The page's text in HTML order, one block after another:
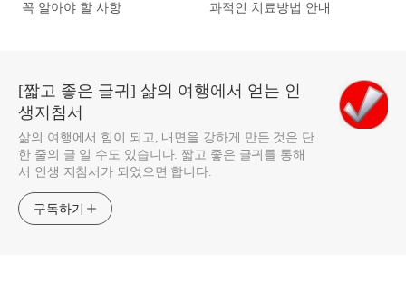
꼭 알아야 할 사항
과적인 치료방법 안내
[짧고 좋은 글귀] 삶의 여행에서 얻는 인
생지침서
삶의 여행에서 힘이 되고, 내면을 강하게 만든 것은 단
한 줄의 글 일 수도 있습니다. 짧고 좋은 글귀를 통해
서 인생 지침서가 되었으면 합니다.
구독하기